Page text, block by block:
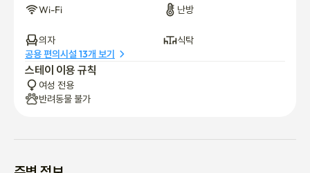
Wi-Fi 난방
의자
식탁
공용 편의시설 13개 보기
스테이 이용 규칙
여성 전용
반려동물 불가